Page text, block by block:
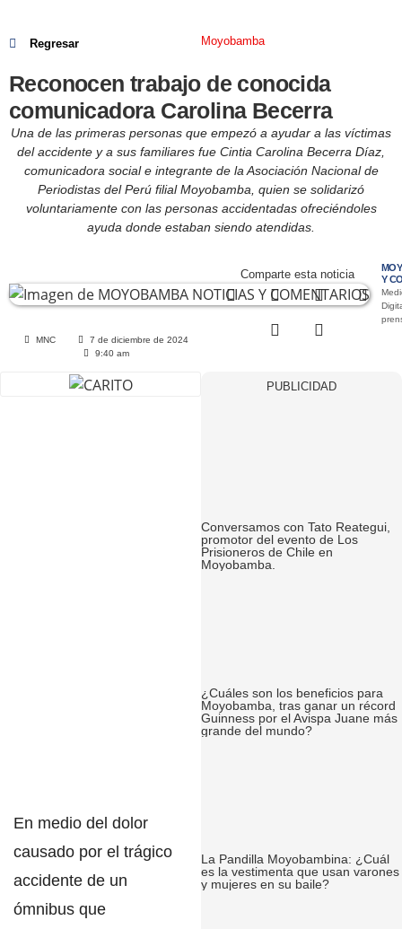
Regresar Moyobamba
Reconocen trabajo de conocida
comunicadora Carolina Becerra
Una de las primeras personas que empezó a ayudar a las víctimas
del accidente y a sus familiares fue Cintia Carolina Becerra Díaz,
comunicadora social e integrante de la Asociación Nacional de
Periodistas del Perú filial Moyobamba, quien se solidarizó
voluntariamente con las personas accidentadas ofreciéndoles
ayuda donde estaban siendo atendidas.
Y
MNC
7 de diciembre de 2024
9:40 am
Comparte esta noticia
En medio del dolor
causado por el trágico
accidente de un
ómnibus que
PUBLICIDAD
Conversamos con Tato Reategui,
promotor del evento de Los
Prisioneros de Chile en
Moyobamba.
¿Cuáles son los beneficios para
Moyobamba, tras ganar un récord
Guinness por el Avispa Juane más
grande del mundo?
La Pandilla Moyobambina: ¿Cuál
es la vestimenta que usan varones
y mujeres en su baile?